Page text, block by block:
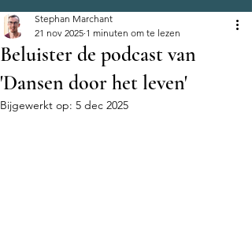
Beluister de podcast van
'Dansen door het leven'
Stephan Marchant
21 nov 2025 1 minuten om te lezen
Bijgewerkt op: 5 dec 2025